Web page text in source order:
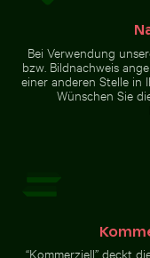
Historische Gebäude
Barbary-Makaken
Makaken
Bei Verwendung
bzw. Bildnachweis
einer anderen Stelle in
Wünschen Sie
“Kommerziell” deckt